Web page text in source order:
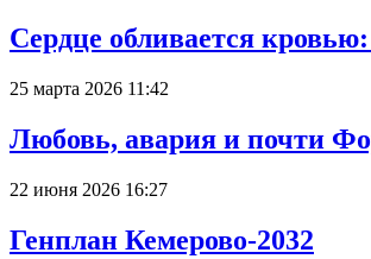
Сердце обливается
25 марта 2026 11:42
Любовь, авария и почти
22 июня 2026 16:27
Генплан Кемерово-2032